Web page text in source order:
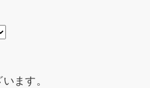
ます。